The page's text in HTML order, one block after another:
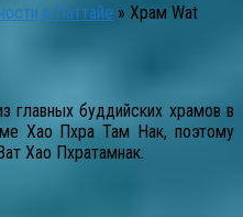
в Паттайе » Храм Wat
буддийских храмов в
Хао Пхра Там Нак, поэтому
Хао Пхратамнак.